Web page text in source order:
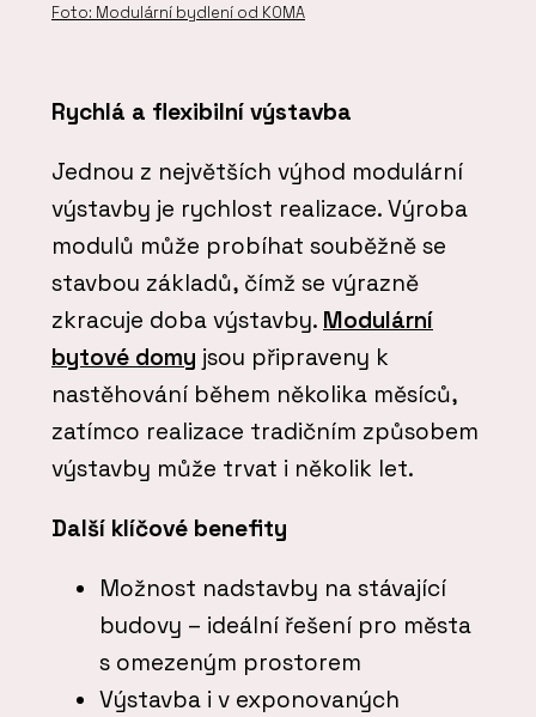
Foto: Modulární bydlení od KOMA
Rychlá a flexibilní výstavba
Jednou z největších výhod modulární
výstavby je rychlost realizace. Výroba
modulů může probíhat souběžně se
stavbou základů, čímž se výrazně
zkracuje doba výstavby. Modulární
bytové domy jsou připraveny k
nastěhování během několika měsíců,
zatímco realizace tradičním způsobem
výstavby může trvat i několik let.
Další klíčové benefity
Možnost nadstavby na stávající
budovy – ideální řešení pro města
s omezeným prostorem
Výstavba i v exponovaných